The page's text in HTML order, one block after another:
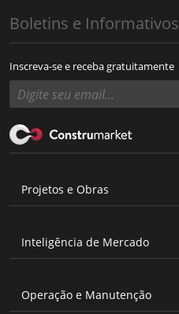
Boletins e Informativos
Inscreva-se e receba gratuitamente
Projetos e Obras
Inteligência de Mercado
Operação e Manutenção